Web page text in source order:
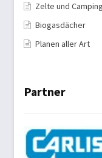
Zelte und Camping
Biogasdächer
Planen aller Art
Partner